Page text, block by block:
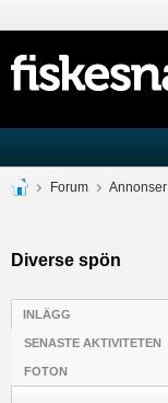
Forum Annonser
Diverse spön
INLÄGG
SENASTE AKTIVITETEN
FOTON